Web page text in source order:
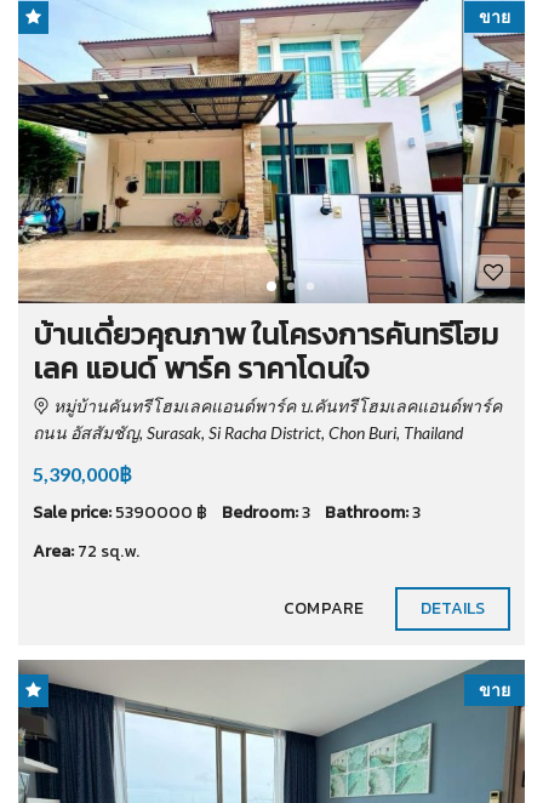
ขาย
บ้านเดี่ยวคุณภาพ ในโครงการคันทรีโฮม
เลค แอนด์ พาร์ค ราคาโดนใจ
หมู่บ้านคันทรีโฮมเลคแอนด์พาร์ค บ.คันทรีโฮมเลคแอนด์พาร์ค
ถนน อัสสัมชัญ, Surasak, Si Racha District, Chon Buri, Thailand
5,390,000฿
Sale price:5390000 ฿ Bedroom:3 Bathroom:3
Area:72 sq.w.
COMPARE DETAILS
ขาย